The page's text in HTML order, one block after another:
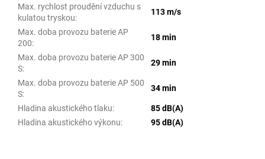
Max. rychlost proudění vzduchu s
kulatou tryskou:
113 m/s
Max. doba provozu baterie AP
200:
18 min
Max. doba provozu baterie AP 300
S:
29 min
Max. doba provozu baterie AP 500
S:
34 min
Hladina akustického tlaku:
85 dB(A)
Hladina akustického výkonu: 95 dB(A)